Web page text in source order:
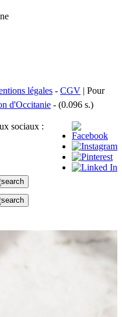
légales - CGV | Pour
d'Occitanie - (0.096 s.)
sociaux :